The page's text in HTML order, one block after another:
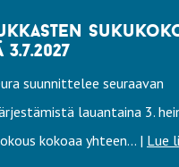
suunnittelee seuraavan
lauantaina 3.
kokoaa yhteen... | Lue